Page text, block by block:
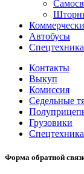
Автобусы
Спецтехника
Контакты
Выкуп
Комиссия
Седельные
Грузовики
Спецтехника
Форма обратной